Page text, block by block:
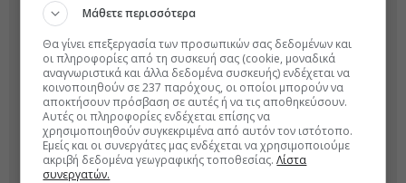
Μάθετε περισσότερα
Θα γίνει επεξεργασία των προσωπικών σας δεδομένων και
οι πληροφορίες από τη συσκευή σας (cookie, μοναδικά
αναγνωριστικά και άλλα δεδομένα συσκευής) ενδέχεται να
κοινοποιηθούν σε 237 παρόχους, οι οποίοι μπορούν να
αποκτήσουν πρόσβαση σε αυτές ή να τις αποθηκεύσουν.
Αυτές οι πληροφορίες ενδέχεται επίσης να
χρησιμοποιηθούν συγκεκριμένα από αυτόν τον ιστότοπο.
Εμείς και οι συνεργάτες μας ενδέχεται να χρησιμοποιούμε
ακριβή δεδομένα γεωγραφικής τοποθεσίας.Λίστα
συνεργατών.